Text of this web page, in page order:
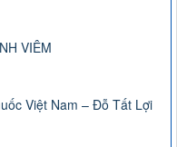
VIÊM
Việt Nam – Đỗ Tất Lợi